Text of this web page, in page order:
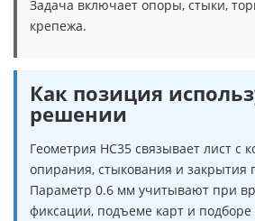
Задача включает опоры, стыки,
крепежа.
Как позиция
решении
Геометрия НС35 связывает лист с
опирания, стыкования и
Параметр 0.6 мм учитывают при
фиксации, подъеме карт и